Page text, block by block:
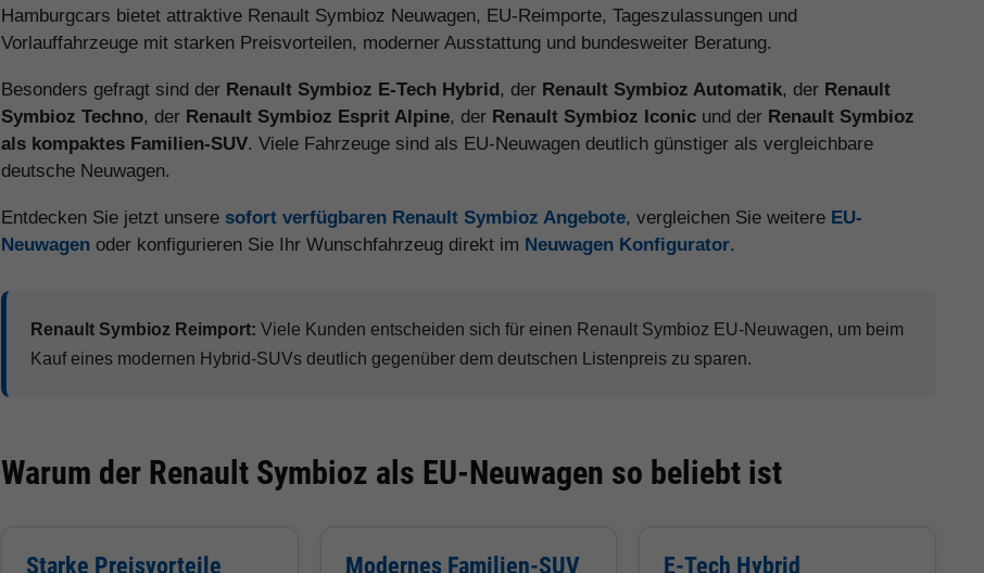
Hamburgcars bietet attraktive Renault Symbioz Neuwagen, EU-Reimporte, Tageszulassungen und
Vorlauffahrzeuge mit starken Preisvorteilen, moderner Ausstattung und bundesweiter Beratung.
Besonders gefragt sind der Renault Symbioz E-Tech Hybrid, der Renault Symbioz Automatik, der Renault
Symbioz Techno, der Renault Symbioz Esprit Alpine, der Renault Symbioz Iconic und der Renault Symbioz
als kompaktes Familien-SUV. Viele Fahrzeuge sind als EU-Neuwagen deutlich günstiger als vergleichbare
deutsche Neuwagen.
Entdecken Sie jetzt unsere sofort verfügbaren Renault Symbioz Angebote, vergleichen Sie weitere EU-
Neuwagen oder konfigurieren Sie Ihr Wunschfahrzeug direkt im Neuwagen Konfigurator.
Renault Symbioz Reimport: Viele Kunden entscheiden sich für einen Renault Symbioz EU-Neuwagen, um beim
Kauf eines modernen Hybrid-SUVs deutlich gegenüber dem deutschen Listenpreis zu sparen.
Warum der Renault Symbioz als EU-Neuwagen so beliebt ist
Starke Preisvorteile Modernes Familien-SUV E-Tech Hybrid